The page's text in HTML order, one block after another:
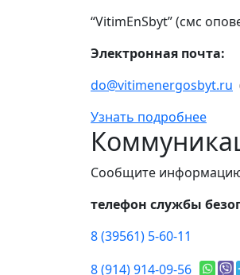
“VitimEnSbyt” (смс
Электронная почта:
do@vitimenergosbyt.ru
Узнать подробнее
Сообщите информацию
телефон службы
8 (39561) 5-60-11
8 (914) 914-09-56